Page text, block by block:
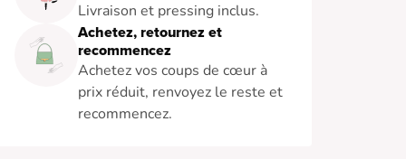
Livraison et pressing inclus.
Achetez, retournez et
recommencez
Achetez vos coups de cœur à
prix réduit, renvoyez le reste et
recommencez.